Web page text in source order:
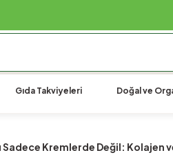
990 TL Üzeri Ücretsiz Kargo
Gıda Takviyeleri Doğal ve
Sadece Kremlerde Değil: